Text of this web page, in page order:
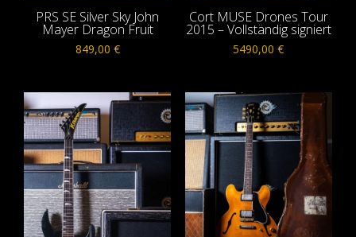
PRS SE Silver Sky John
Mayer Dragon Fruit
849,00 €
Cort MUSE Drones Tour
2015 – Vollständig signiert
5490,00€